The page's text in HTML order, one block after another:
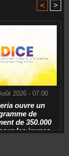
< >
2026 - 07:00
ouvre un
de
de 350.000
les jeunes